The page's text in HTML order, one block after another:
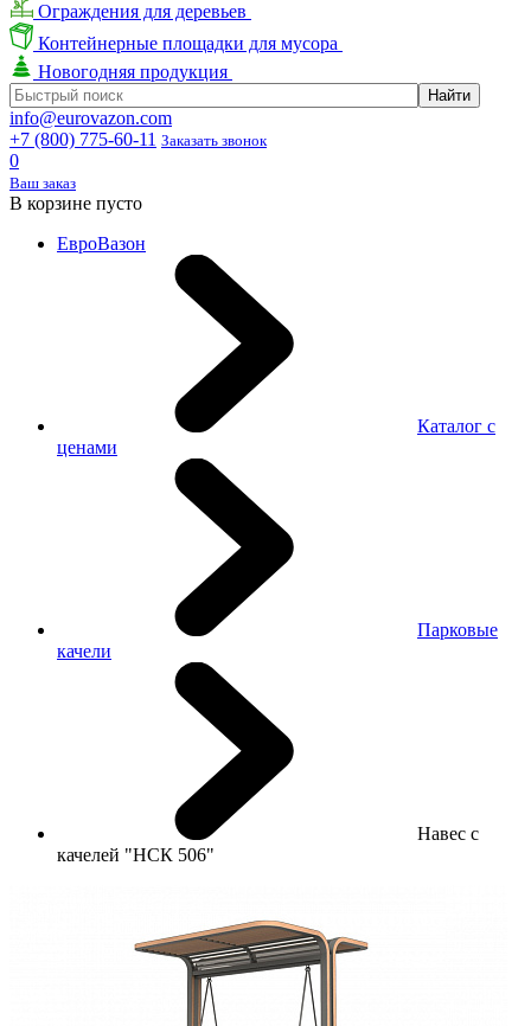
Ограждения для деревьев
Контейнерные площадки для мусора
Новогодняя продукция
info@eurovazon.com
+7 (800) 775-60-11 Заказать звонок
0
Ваш заказ
В корзине пусто
ЕвроВазон
Каталог с
ценами
Парковые
качели
Навес с
качелей "НСК 506"